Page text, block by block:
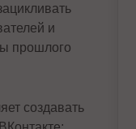
и
прошлого
создавать